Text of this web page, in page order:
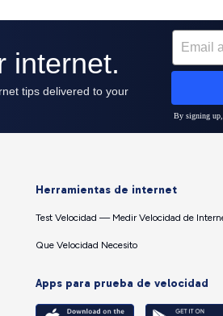
Herramientas de internet
Test Velocidad — Medir Velocidad de
Que Velocidad Necesito
Apps para prueba de velocidad